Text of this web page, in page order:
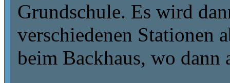
Grundschule. Es wird
verschiedenen Stationen
beim Backhaus, wo